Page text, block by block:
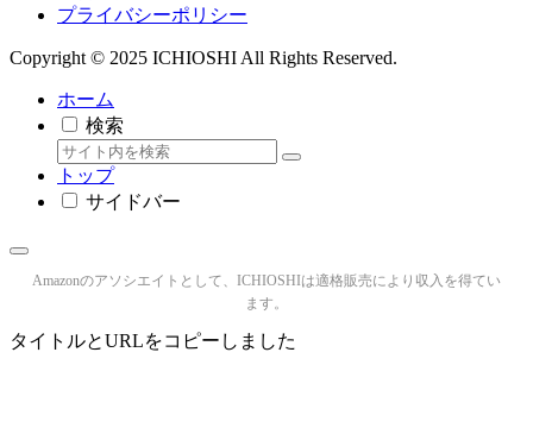
プライバシーポリシー
Copyright © 2025 ICHIOSHI All Rights Reserved.
ホーム
検索
トップ
サイドバー
Amazonのアソシエイトとして、ICHIOSHIは適格販売により収入を得てい
ます。
タイトルとURLをコピーしました